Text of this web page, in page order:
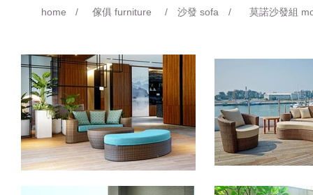
home / 傢俱 furniture / 沙發 sofa / 莫諾沙發組